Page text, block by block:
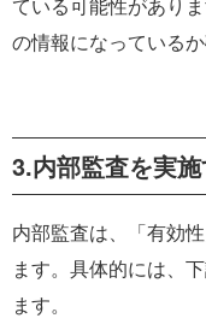
の情報になっているか
3.内部監査を実
内部監査は、「有効
ます。具体的には、
ます。